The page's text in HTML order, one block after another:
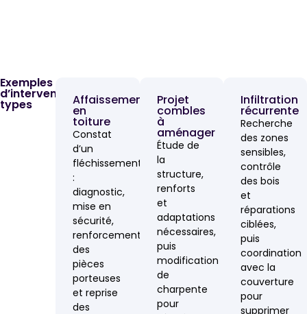
Exemples
d’interventions
types Affaissement
en
toiture
Constat
d’un
fléchissement
:
diagnostic,
mise en
sécurité,
renforcement
des
pièces
porteuses
et reprise
des
Projet
combles
à
aménager
Étude de
la
structure,
renforts
et
adaptations
nécessaires,
puis
modification
de
charpente
pour
Infiltration
récurrente
Recherche
des zones
sensibles,
contrôle
des bois
et
réparations
ciblées,
puis
coordination
avec la
couverture
pour
supprimer